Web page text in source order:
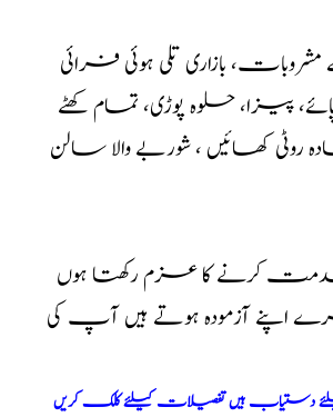
بازاری تلی ہوئی فرائی
پیزا، حلوہ پوڑی، تمام کھٹے
کھائیں ، شوربے والا سالن
کرنے کا عزم رکھتا ہوں
اپنے آزمودہ ہوتے ہیں آپ کی
دستیاب ہیں تفصیلات کیلئے کلک کریں